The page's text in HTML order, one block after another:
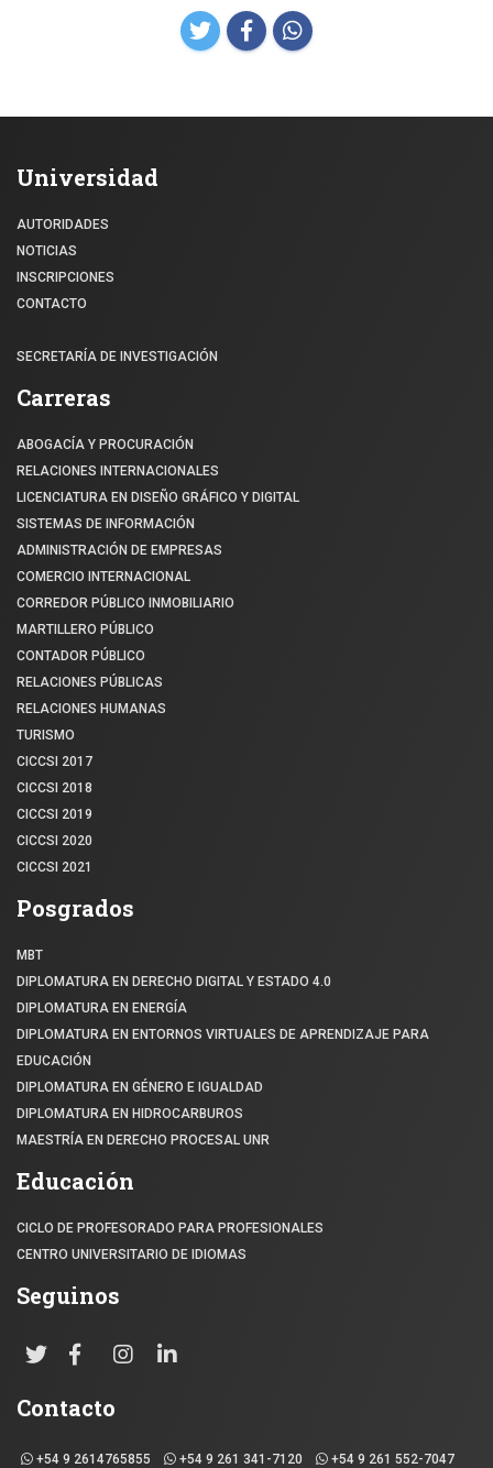
Universidad
AUTORIDADES
NOTICIAS
INSCRIPCIONES
CONTACTO
SECRETARÍA DE INVESTIGACIÓN
Carreras
ABOGACÍA Y PROCURACIÓN
RELACIONES INTERNACIONALES
LICENCIATURA EN DISEÑO GRÁFICO Y DIGITAL
SISTEMAS DE INFORMACIÓN
ADMINISTRACIÓN DE EMPRESAS
COMERCIO INTERNACIONAL
CORREDOR PÚBLICO INMOBILIARIO
MARTILLERO PÚBLICO
CONTADOR PÚBLICO
RELACIONES PÚBLICAS
RELACIONES HUMANAS
TURISMO
CICCSI 2017
CICCSI 2018
CICCSI 2019
CICCSI 2020
CICCSI 2021
Posgrados
MBT
DIPLOMATURA EN DERECHO DIGITAL Y ESTADO 4.0
DIPLOMATURA EN ENERGÍA
DIPLOMATURA EN ENTORNOS VIRTUALES DE APRENDIZAJE PARA
EDUCACIÓN
DIPLOMATURA EN GÉNERO E IGUALDAD
DIPLOMATURA EN HIDROCARBUROS
MAESTRÍA EN DERECHO PROCESAL UNR
Educación
CICLO DE PROFESORADO PARA PROFESIONALES
CENTRO UNIVERSITARIO DE IDIOMAS
Seguinos
Contacto
+54 9 2614765855 +54 9 261 341-7120 +54 9 261 552-7047